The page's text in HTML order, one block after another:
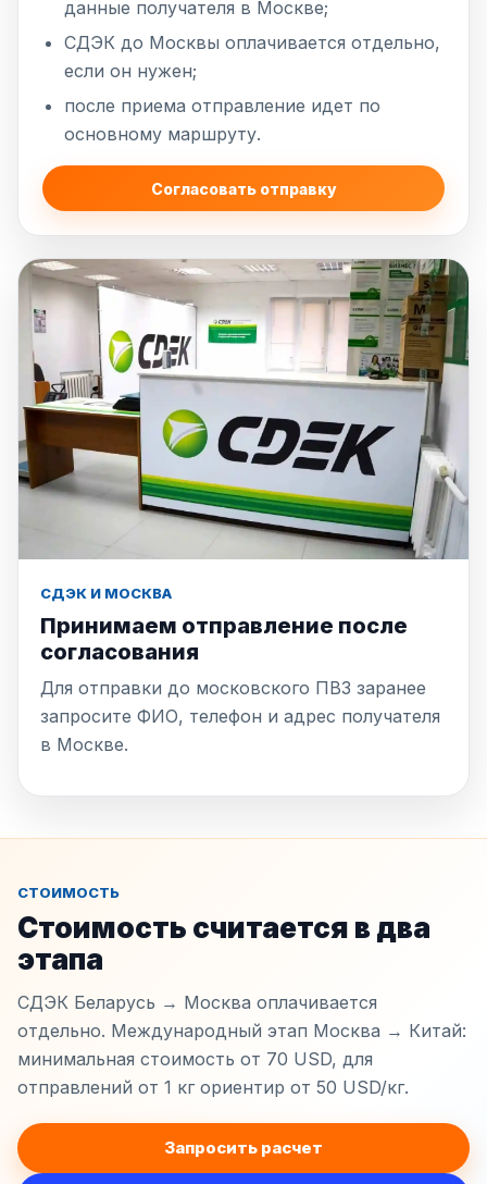
данные получателя в Москве;
СДЭК до Москвы оплачивается отдельно,
если он нужен;
после приема отправление идет по
основному маршруту.
Согласовать отправку
СДЭК И МОСКВА
Принимаем отправление после
согласования
Для отправки до московского ПВЗ заранее
запросите ФИО, телефон и адрес получателя
в Москве.
СТОИМОСТЬ
Стоимость считается в два
этапа
СДЭК Беларусь → Москва оплачивается
отдельно. Международный этап Москва → Китай:
минимальная стоимость от 70 USD, для
отправлений от 1 кг ориентир от 50 USD/кг.
Запросить расчет